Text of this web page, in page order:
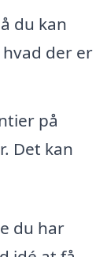
du kan
der er
på
Det kan
du har